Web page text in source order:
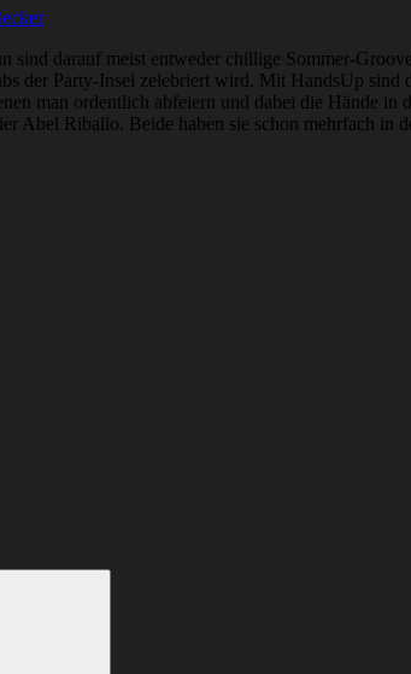
sind darauf meist entweder chillige Sommer-
der Party-Insel zelebriert wird. Mit HandsUp
man ordentlich abfeiern und dabei die Hände
Abel Riballo. Beide haben sie schon mehrfach